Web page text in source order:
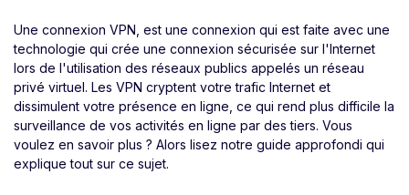
Une connexion VPN, est une connexion qui est faite avec une
technologie qui crée une connexion sécurisée sur l'Internet
lors de l'utilisation des réseaux publics appelés un réseau
privé virtuel. Les VPN cryptent votre trafic Internet et
dissimulent votre présence en ligne, ce qui rend plus difficile la
surveillance de vos activités en ligne par des tiers. Vous
voulez en savoir plus ? Alors lisez notre guide approfondi qui
explique tout sur ce sujet.